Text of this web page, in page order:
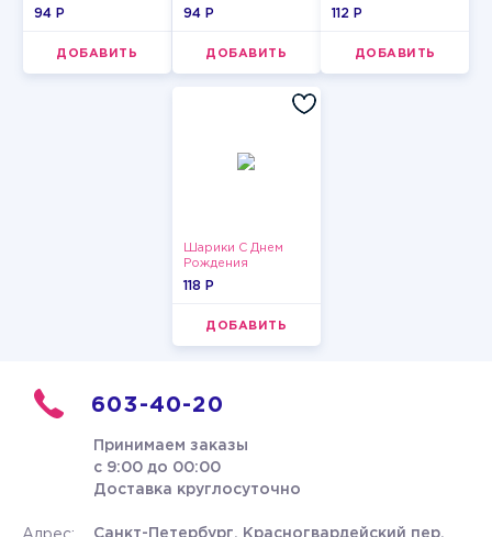
94 P
ДОБАВИТЬ
фиолетово-
94 P
ДОБАВИТЬ
112 P
ДОБАВИТЬ
Шарики С Днем
Рождения
118 P
ДОБАВИТЬ
603-40-20
Принимаем заказы
с 9:00 до 00:00
Доставка круглосуточно
Санкт-Петербург, Красногвардейский пер.